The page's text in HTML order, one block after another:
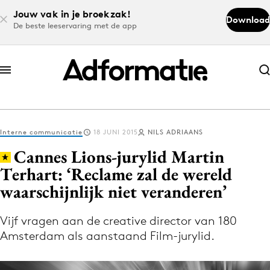
Jouw vak in je broekzak!
De beste leeservaring met de app
Download
Abonneer nu
Abonneer nu
Log in
Download de app
Volg het laatste nieuws via de Adformatie
Nieuws app
Interne communicatie 18 JUNI 2015 NILS ADRIAANS
Cannes Lions-jurylid Martin
Terhart: ‘Reclame zal de wereld
waarschijnlijk niet veranderen’
Vijf vragen aan de creative director van 180
Amsterdam als aanstaand Film-jurylid.